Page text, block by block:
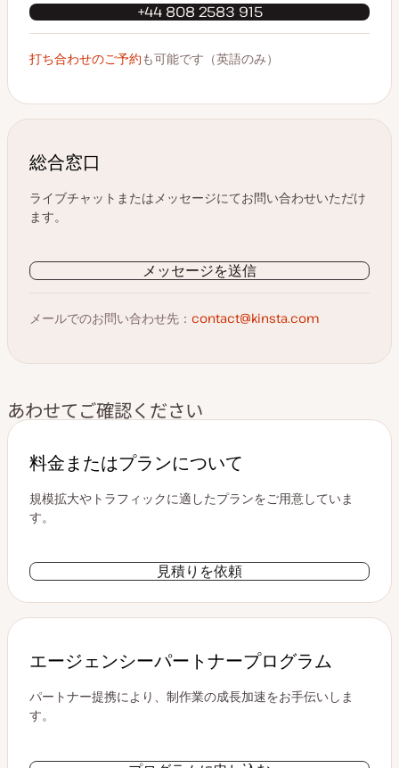
+44 808 2583 915
打ち合わせのご予約も可能です（英語のみ）
総合窓口
ライブチャットまたはメッセージにてお問い合わせいただけ
ます。
メッセージを送信
メールでのお問い合わせ先： contact@kinsta.com
あわせてご確認ください
料金またはプランについて
規模拡大やトラフィックに適したプランをご用意していま
す。
見積りを依頼
エージェンシーパートナープログラム
パートナー提携により、制作業の成長加速をお手伝いしま
す。